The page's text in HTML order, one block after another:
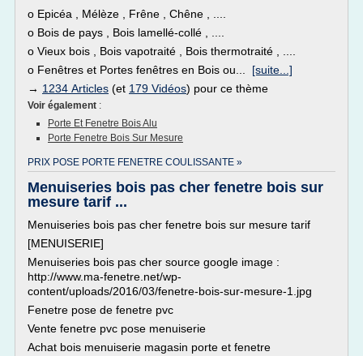
o Epicéa , Mélèze , Frêne , Chêne , ....
o Bois de pays , Bois lamellé-collé , ....
o Vieux bois , Bois vapotraité , Bois thermotraité , ....
o Fenêtres et Portes fenêtres en Bois ou... [suite...]
→ 1234 Articles (et 179 Vidéos) pour ce thème
Voir également :
Porte Et Fenetre Bois Alu
Porte Fenetre Bois Sur Mesure
PRIX POSE PORTE FENETRE COULISSANTE »
Menuiseries bois pas cher fenetre bois sur
mesure tarif ...
Menuiseries bois pas cher fenetre bois sur mesure tarif
[MENUISERIE]
Menuiseries bois pas cher source google image :
http://www.ma-fenetre.net/wp-
content/uploads/2016/03/fenetre-bois-sur-mesure-1.jpg
Fenetre pose de fenetre pvc
Vente fenetre pvc pose menuiserie
Achat bois menuiserie magasin porte et fenetre